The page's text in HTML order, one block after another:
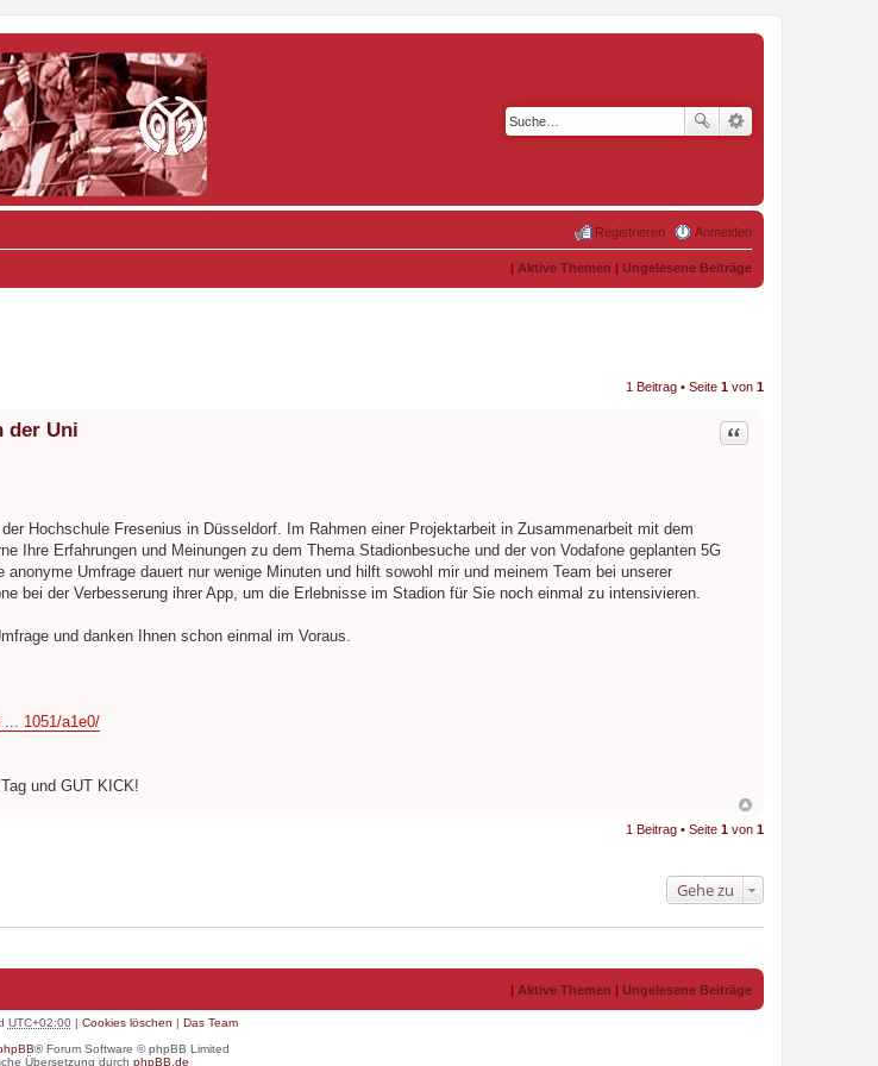
Anmelden
Registrieren
| Aktive Themen | Ungelesene Beiträge
1 Beitrag • Seite 1 von 1
der Uni Zitat
Hochschule Fresenius in Düsseldorf. Im Rahmen einer Projektarbeit in Zusammenarbeit mit dem
Ihre Erfahrungen und Meinungen zu dem Thema Stadionbesuche und der von Vodafone geplanten 5G
Umfrage dauert nur wenige Minuten und hilft sowohl mir und meinem Team bei unserer
bei der Verbesserung ihrer App, um die Erlebnisse im Stadion für Sie noch einmal zu intensivieren.
und danken Ihnen schon einmal im Voraus.
1051/a1e0/
und GUT KICK!
1 Beitrag • Seite 1 von 1
Gehe zu
| Aktive Themen | Ungelesene Beiträge
UTC+02:00| Cookies löschen | Das Team
® Forum Software © phpBB Limited
Übersetzung durch phpBB.de